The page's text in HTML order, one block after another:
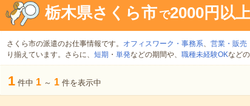
栃木県さくら市 で2000円以
さくら市の派遣のお仕事情報です。 オフィスワーク・事務系、 営業・販売
り揃えています。さらに、 短期 ・ 単発などの期間や、 職種未経験OKなど
1 件中 1 ～ 1 件を表示中